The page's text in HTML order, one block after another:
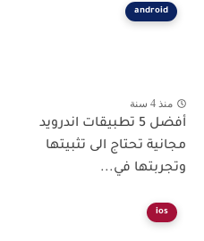
android
منذ 4 سنة
أفضل 5 تطبيقات اندرويد
مجانية تحتاج الى تثبيتها
وتجربتها في...
ios